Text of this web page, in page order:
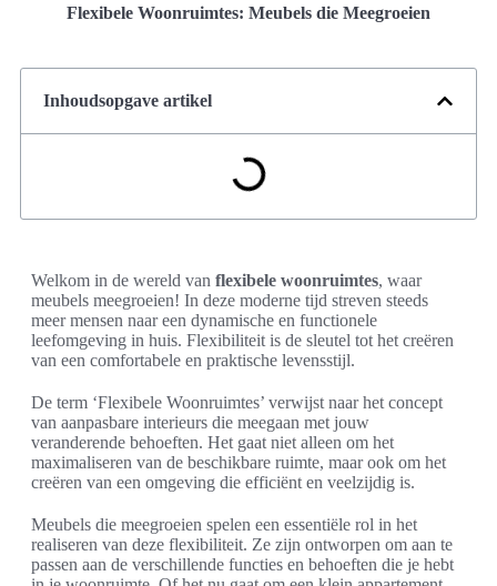
Flexibele Woonruimtes: Meubels die Meegroeien
Inhoudsopgave artikel
Welkom in de wereld van flexibele woonruimtes, waar
meubels meegroeien! In deze moderne tijd streven steeds
meer mensen naar een dynamische en functionele
leefomgeving in huis. Flexibiliteit is de sleutel tot het creëren
van een comfortabele en praktische levensstijl.
De term ‘Flexibele Woonruimtes’ verwijst naar het concept
van aanpasbare interieurs die meegaan met jouw
veranderende behoeften. Het gaat niet alleen om het
maximaliseren van de beschikbare ruimte, maar ook om het
creëren van een omgeving die efficiënt en veelzijdig is.
Meubels die meegroeien spelen een essentiële rol in het
realiseren van deze flexibiliteit. Ze zijn ontworpen om aan te
passen aan de verschillende functies en behoeften die je hebt